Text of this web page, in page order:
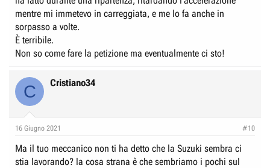
mentre mi immetevo in carreggiata, e me lo fa anche in
sorpasso a volte.
È terribile.
Non so come fare la petizione ma eventualmente ci sto!
C Cristiano34
16 Giugno 2021 #10
Ma il tuo meccanico non ti ha detto che la Suzuki sembra ci
stia lavorando? la cosa strana è che sembriamo i pochi sul